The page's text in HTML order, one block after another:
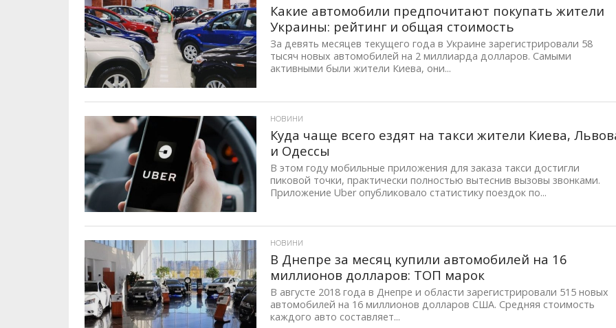
Какие автомобили предпочитают покупать жители
Украины: рейтинг и общая стоимость
За девять месяцев текущего года в Украине зарегистрировали 58
тысяч новых автомобилей на 2 миллиарда долларов. Самыми
активными были жители Киева, они...
НОВИНИ
Куда чаще всего ездят на такси жители Киева,
и Одессы
В этом году мобильные приложения для заказа такси достигли
пиковой точки, практически полностью вытеснив вызовы звонками.
Приложение Uber опубликовало статистику поездок по...
НОВИНИ
В Днепре за месяц купили автомобилей на 16
миллионов долларов: ТОП марок
В августе 2018 года в Днепре и области зарегистрировали 515 новых
автомобилей на 16 миллионов долларов США. Средняя стоимость
каждого авто составляет...